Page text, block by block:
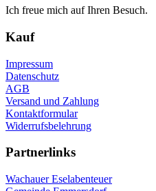
Ich freue mich auf Ihren Besuch.
Kauf
Impressum
Datenschutz
AGB
Versand und Zahlung
Kontaktformular
Widerrufsbelehrung
Partnerlinks
Wachauer Eselabenteuer